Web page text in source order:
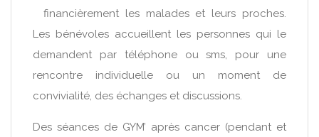
financièrement les malades et leurs proches.
Les bénévoles accueillent les personnes qui le
demandent par téléphone ou sms, pour une
rencontre individuelle ou un moment de
convivialité, des échanges et discussions.
Des séances de GYM’ après cancer (pendant et